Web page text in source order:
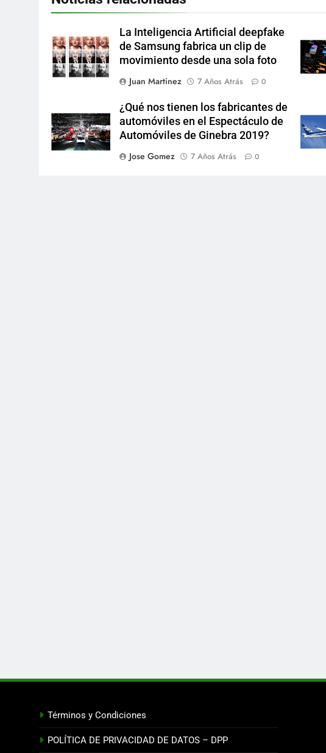
La Inteligencia Artificial deepfake
de Samsung fabrica un clip de
movimiento desde una sola foto
Juan Martinez
7 Años Atrás 0
¿Qué nos tienen los fabricantes de
automóviles en el Espectáculo de
Automóviles de Ginebra 2019?
Jose Gomez
7 Años Atrás 0
Términos y Condiciones
POLÍTICA DE PRIVACIDAD DE DATOS – DPP